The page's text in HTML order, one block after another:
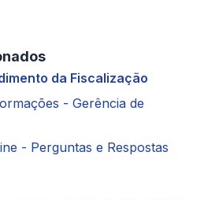
da Fiscalização
- Gerência de
- Perguntas e Respostas